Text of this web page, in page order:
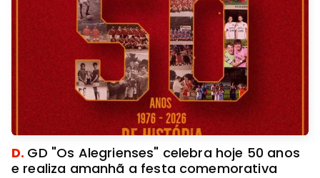
D. GD "Os Alegrienses" celebra hoje 50 anos
e realiza amanhã a festa comemorativa